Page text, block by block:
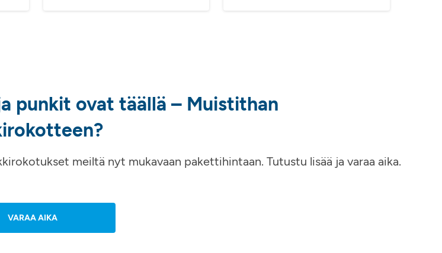
punkit ovat täällä – Muistithan
meiltä nyt mukavaan pakettihintaan. Tutustu lisää ja varaa aika.
VARAA AIKA